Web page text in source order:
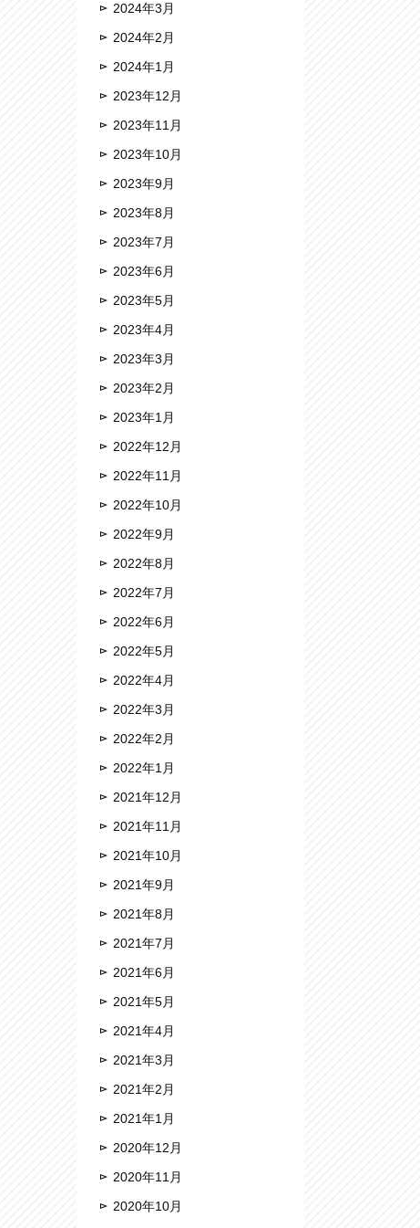
2024年3月
2024年2月
2024年1月
2023年12月
2023年11月
2023年10月
2023年9月
2023年8月
2023年7月
2023年6月
2023年5月
2023年4月
2023年3月
2023年2月
2023年1月
2022年12月
2022年11月
2022年10月
2022年9月
2022年8月
2022年7月
2022年6月
2022年5月
2022年4月
2022年3月
2022年2月
2022年1月
2021年12月
2021年11月
2021年10月
2021年9月
2021年8月
2021年7月
2021年6月
2021年5月
2021年4月
2021年3月
2021年2月
2021年1月
2020年12月
2020年11月
2020年10月